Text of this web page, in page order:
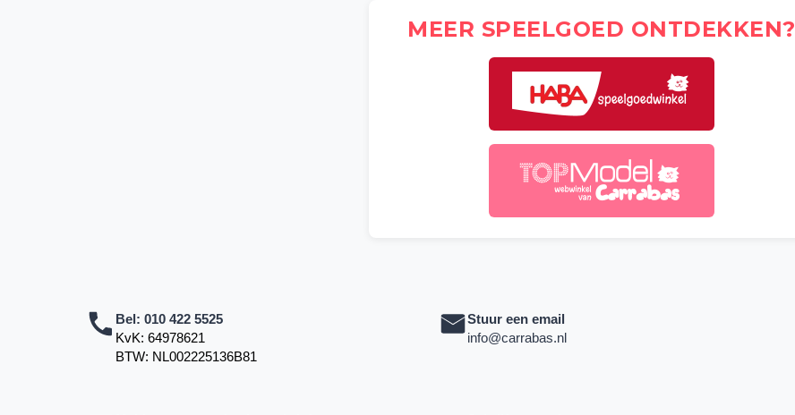
MEER SPEELGOED ONTDEKKEN?
Bel: 010 422 5525
KvK: 64978621
BTW: NL002225136B81
Stuur een email
info@carrabas.nl